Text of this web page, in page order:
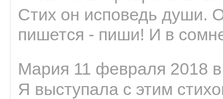
Стих он исповедь души.
пишется - пиши! И в
Мария 11 февраля 2018
Я выступала с этим